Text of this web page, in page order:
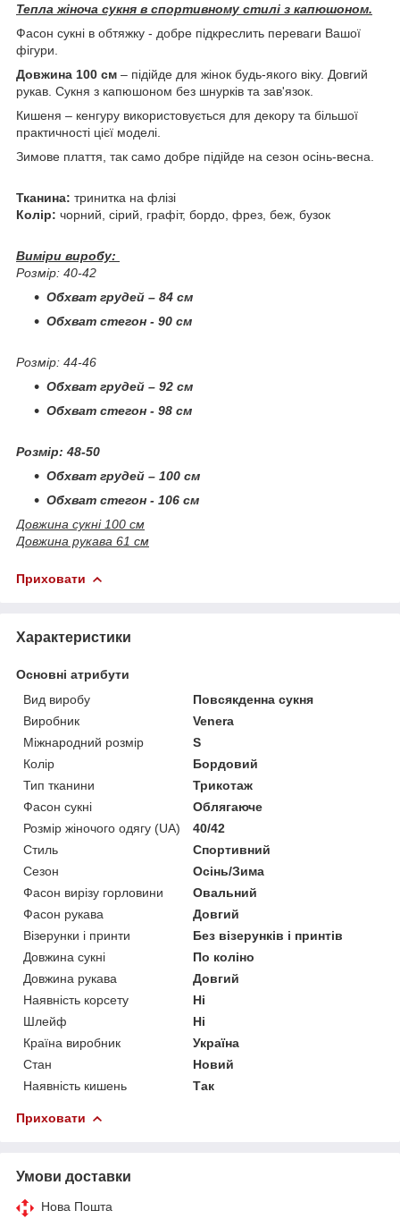
Тепла жіноча сукня в спортивному стилі з капюшоном.
Фасон сукні в обтяжку - добре підкреслить переваги Вашої
фігури.
Довжина 100 см – підійде для жінок будь-якого віку. Довгий
рукав. Сукня з капюшоном без шнурків та зав'язок.
Кишеня – кенгуру використовується для декору та більшої
практичності цієї моделі.
Зимове плаття, так само добре підійде на сезон осінь-весна.
Тканина: тринитка на флізі
Колір: чорний, сірий, графіт, бордо, фрез, беж, бузок
Виміри виробу:
Розмір: 40-42
Обхват грудей – 84 см
Обхват стегон - 90 см
Розмір: 44-46
Обхват грудей – 92 см
Обхват стегон - 98 см
Розмір: 48-50
Обхват грудей – 100 см
Обхват стегон - 106 см
Довжина сукні 100 см
Довжина рукава 61 см
Приховати
Характеристики
Основні атрибути
Вид виробу
Повсякденна сукня
Виробник
Venera
Міжнародний розмір
S
Колір
Бордовий
Тип тканини
Трикотаж
Фасон сукні
Облягаюче
Розмір жіночого одягу (UA)
40/42
Стиль
Спортивний
Сезон
Осінь/Зима
Фасон вирізу горловини
Овальний
Фасон рукава
Довгий
Візерунки і принти
Без візерунків і принтів
Довжина сукні
По коліно
Довжина рукава
Довгий
Наявність корсету
Ні
Шлейф
Ні
Країна виробник
Україна
Стан
Новий
Наявність кишень
Так
Приховати
Умови доставки
Нова Пошта